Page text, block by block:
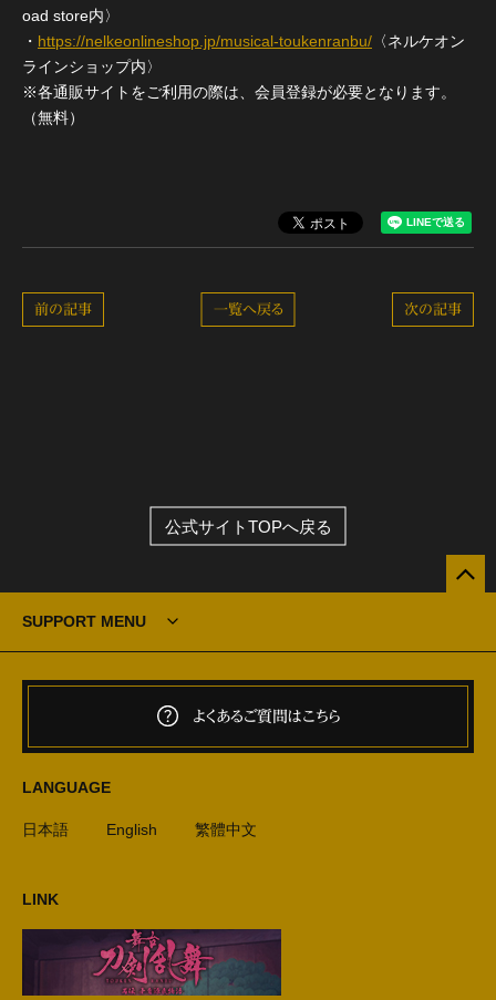
oad store内〉
・ https://nelkeonlineshop.jp/musical-toukenranbu/ 〈ネルケオン
ラインショップ内〉
※各通販サイトをご利用の際は、会員登録が必要となります。
（無料）
次の記事
一覧へ戻る
前の記事
公式サイトTOPへ戻る
SUPPORT MENU
よくあるご質問はこちら
LANGUAGE
日本語 English 繁體中文
LINK